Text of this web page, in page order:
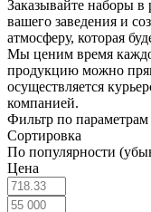
Заказывайте наборы
вашего заведения и
атмосферу, которая
Мы ценим время
продукцию можно
осуществляется
компанией.
Фильтр по параметрам
Сортировка
По популярности
Цена